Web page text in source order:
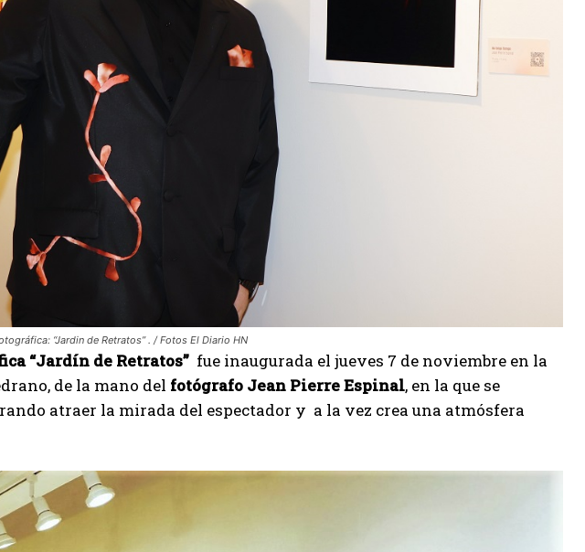
“Jardin de Retratos” . / Fotos El Diario HN
“Jardín de Retratos” fue inaugurada el jueves 7 de noviembre en la
de la mano del fotógrafo Jean Pierre Espinal, en la que se
atraer la mirada del espectador y a la vez crea una atmósfera